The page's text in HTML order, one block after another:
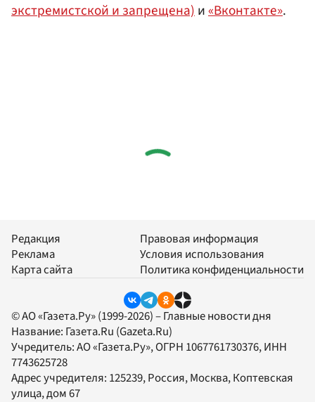
экстремистской и запрещена)и«Вконтакте».
Редакция
Реклама
Карта сайта
Правовая информация
Условия использования
Политика конфиденциальности
© АО «Газета.Ру» (1999-2026) – Главные новости дня
Название: Газета.Ru (Gazeta.Ru)
Учредитель:АО «Газета.Ру», ОГРН 1067761730376, ИНН
7743625728
Адрес учредителя: 125239, Россия, Москва, Коптевская
улица, дом 67